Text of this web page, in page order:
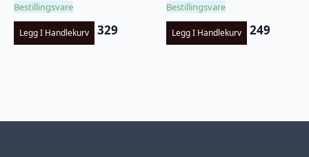
Bestillingsvare
Legg I Handlekurv 329
Bestillingsvare
Legg I Handlekurv 249